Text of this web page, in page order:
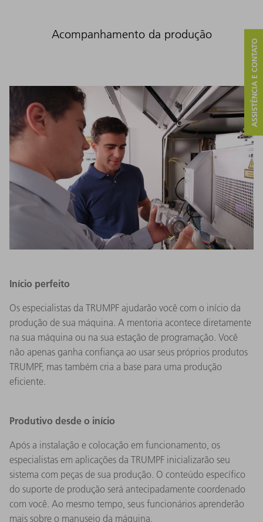
Acompanhamento da produção
Início perfeito
Os especialistas da TRUMPF ajudarão você com o início da
produção de sua máquina. A mentoria acontece diretamente
na sua máquina ou na sua estação de programação. Você
não apenas ganha confiança ao usar seus próprios produtos
TRUMPF, mas também cria a base para uma produção
eficiente.
Produtivo desde o início
Após a instalação e colocação em funcionamento, os
especialistas em aplicações da TRUMPF inicializarão seu
sistema com peças de sua produção. O conteúdo específico
do suporte de produção será antecipadamente coordenado
com você. Ao mesmo tempo, seus funcionários aprenderão
mais sobre o manuseio da máquina.
ASSISTÊNCIA E CONTATO